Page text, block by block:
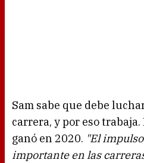
Sam sabe que debe
carrera, y por eso trabaja.
ganó en 2020. "El
importante en las